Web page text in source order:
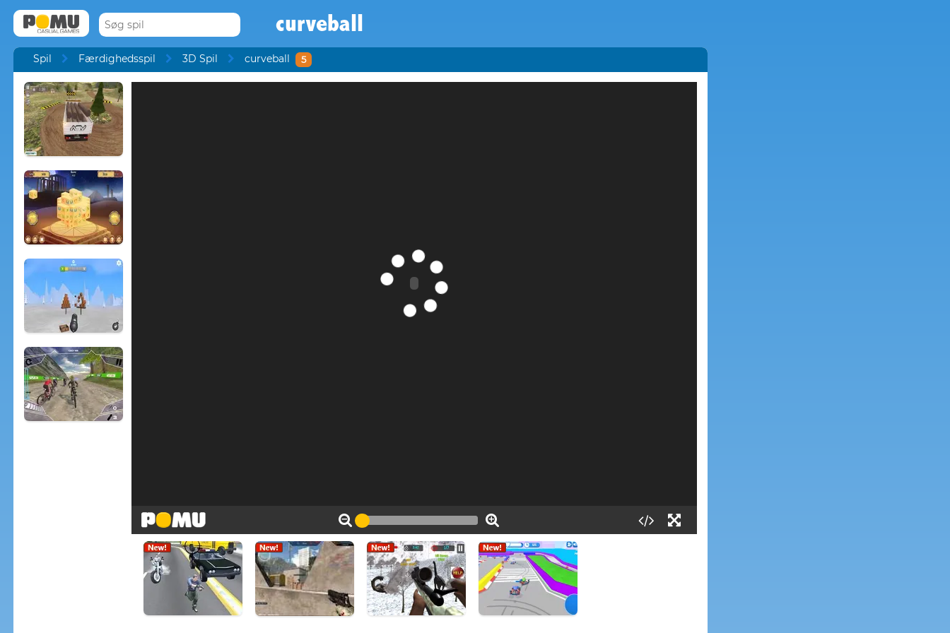
curveball
Spil Færdighedsspil 3D Spil curveball 5